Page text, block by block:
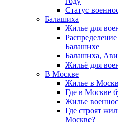
Статус
Балашиха
Жилье для
Балашихе
Балашиха,
Жильё для
В Москве
Жилье в
Где в Москве
Жилье
Где строят
Москве?